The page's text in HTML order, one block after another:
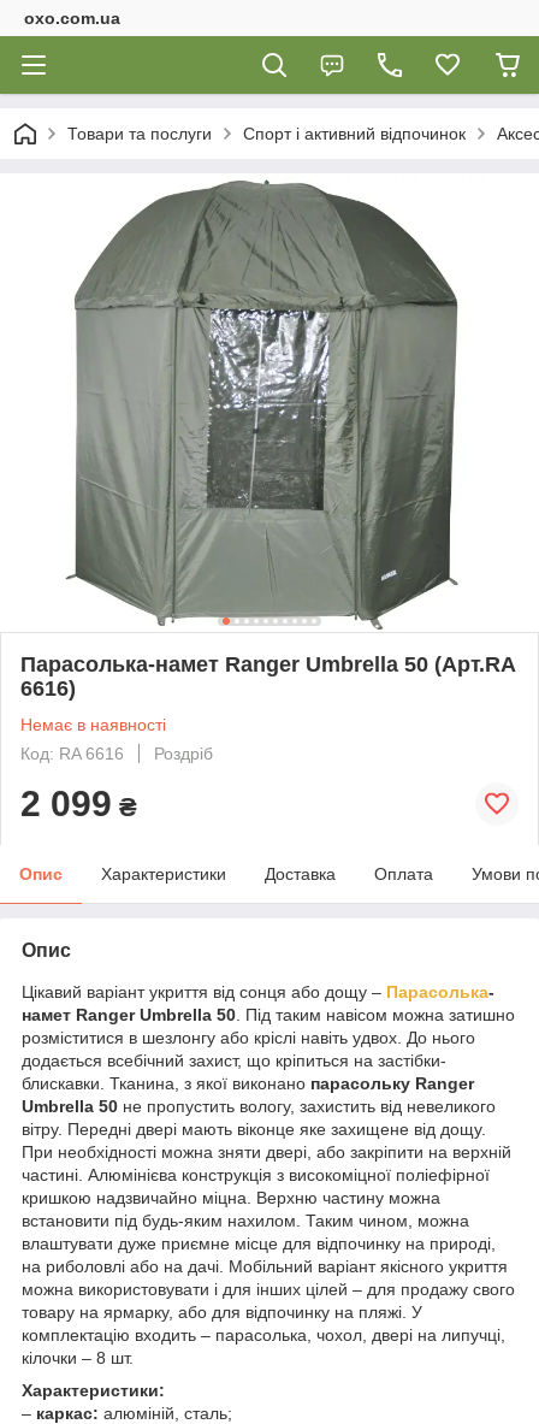
oxo.com.ua
Товари та послуги Спорт і активний відпочинок
Парасолька-намет Ranger Umbrella 50 (Арт.RA
6616)
Немає в наявності
Код: RA 6616
Роздріб
2 099 ₴
Опис Характеристики Доставка Оплата Умови
Опис
Цікавий варіант укриття від сонця або дощу – Парасолька-
намет Ranger Umbrella 50 . Під таким навісом можна затишно
розміститися в шезлонгу або кріслі навіть удвох. До нього
додається всебічний захист, що кріпиться на застібки-
блискавки. Тканина, з якої виконано парасольку Ranger
Umbrella 50 не пропустить вологу, захистить від невеликого
вітру. Передні двері мають віконце яке захищене від дощу.
При необхідності можна зняти двері, або закріпити на верхній
частині. Алюмінієва конструкція з високоміцної поліефірної
кришкою надзвичайно міцна. Верхню частину можна
встановити під будь-яким нахилом. Таким чином, можна
влаштувати дуже приємне місце для відпочинку на природі,
на риболовлі або на дачі. Мобільний варіант якісного укриття
можна використовувати і для інших цілей – для продажу свого
товару на ярмарку, або для відпочинку на пляжі. У
комплектацію входить – парасолька, чохол, двері на липучці,
кілочки – 8 шт.
Характеристики:
– каркас: алюміній, сталь;